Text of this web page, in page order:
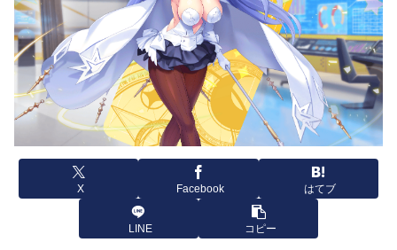
X Facebook はてブ
LINE コピー